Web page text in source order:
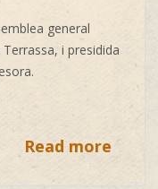
general
i presidida
Read more